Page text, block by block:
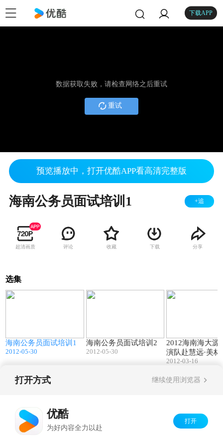
下载APP
数据获取失败，请检查网络之后重试
重试
预览播放中，打开优酷APP看高清完整版
海南公务员面试培训1 +追
超清画质 评论 收藏 下载 分享
选集
海南公务员面试培训1
2012-05-30
海南公务员面试培训2
2012-05-30
2012海南海大源
演队赴慧远·美
b2
2012-03-16
打开方式 继续使用浏览器
优酷
为好内容全力以赴
打开